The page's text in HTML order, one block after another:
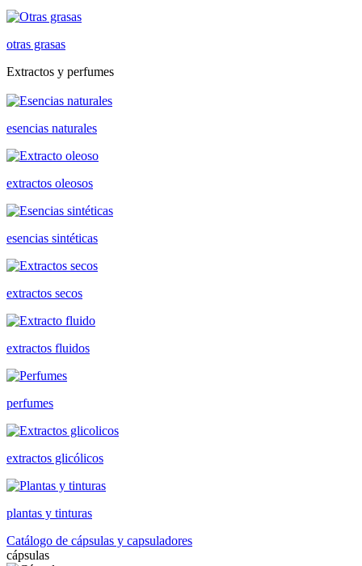
otras grasas
Extractos y perfumes
esencias naturales
extractos oleosos
esencias sintéticas
extractos secos
extractos fluidos
perfumes
extractos glicólicos
plantas y tinturas
Catálogo de cápsulas y capsuladores
cápsulas